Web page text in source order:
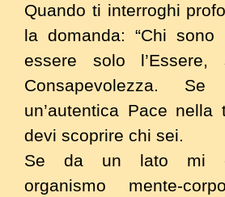
Quando ti interroghi
la domanda: “Chi sono
essere solo
Consapevolezza.
un’autentica Pace
devi scoprire chi sei.
Se da un lato mi
organismo mente-